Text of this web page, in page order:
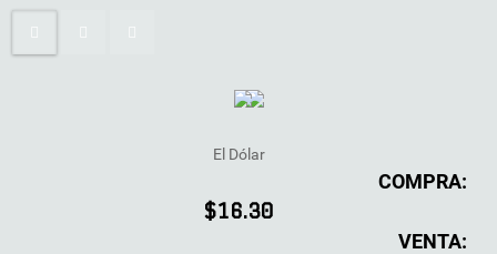
El Dólar
COMPRA:
$16.30
VENTA: